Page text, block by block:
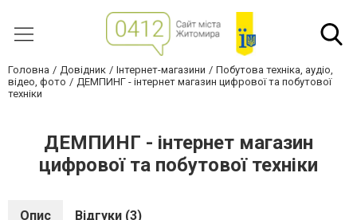
Головна Довідник Інтернет-магазини
Побутова техніка, аудіо,
відео, фото
ДЕМПИНГ - інтернет магазин цифрової та побутової
техніки
ДЕМПИНГ - інтернет магазин
цифрової та побутової техніки
Опис Відгуки (3)